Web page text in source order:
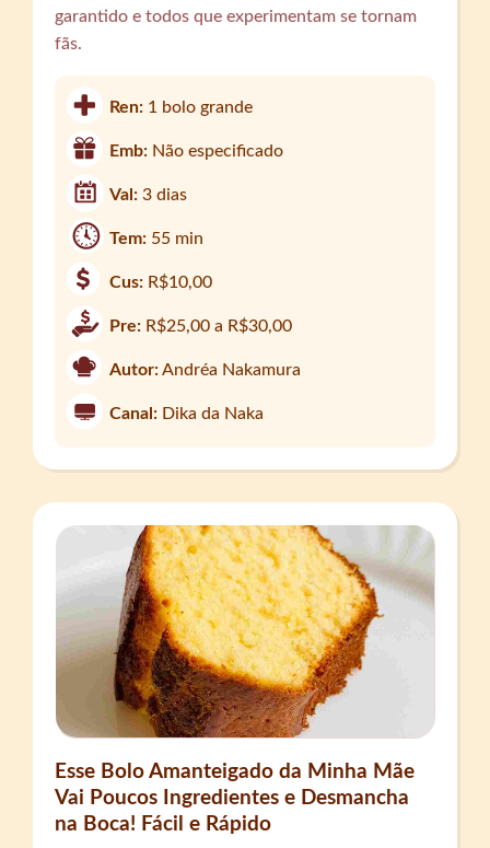
garantido e todos que experimentam se tornam
fãs.
Ren: 1 bolo grande
Emb: Não especificado
Val:3 dias
Tem: 55 min
Cus: R$10,00
Pre: R$25,00 a R$30,00
Autor:Andréa Nakamura
Canal: Dika da Naka
Esse Bolo Amanteigado da Minha Mãe
Vai Poucos Ingredientes e Desmancha
na Boca! Fácil e Rápido